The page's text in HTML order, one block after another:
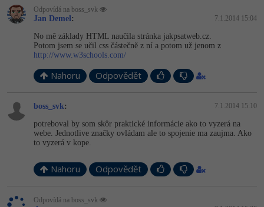
Best practices
Projektový manažer
Databázový analytik
SQL
Návrh SW -80%
-41%
Pro děti
Více
Fórum
MS Office -80%
Google Dokumenty
Time management
Linux
Kybernetická bezpečnost
Fotografování
Video
Ostatní
Příběhy absolventů
Kariéra
Pro firmy
Odpovídá na boss_svk
Jan Demel: 7.1.2014 15:04
No mě základy HTML naučila stránka jakpsatweb.cz.
Potom jsem se učil css částečně z ní a potom už jenom z
http://www.w3schools.com/
Nahoru Odpovědět
boss_svk: 7.1.2014 15:10
potreboval by som skôr praktické informácie ako to vyzerá na
webe. Jednotlive značky ovládam ale to spojenie ma zaujma. Ako
to vyzerá v kope.
Nahoru Odpovědět
Odpovídá na boss_svk